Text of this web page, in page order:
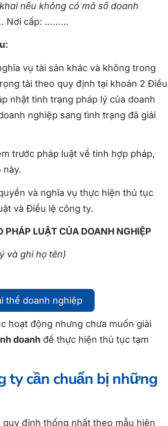
nếu không có mã số doanh
Nơi cấp: ………
vụ tài sản khác và không trong
tài theo quy định tại khoản 2 Điều
nhật tình trạng pháp lý của doanh
nghiệp sang tình trạng đã giải
trước pháp luật về tính hợp pháp,
này.
và nghĩa vụ thực hiện thủ tục
và Điều lệ công ty.
CỦA DOANH NGHIỆP
và ghi họ tên)
thể doanh nghiệp
hoạt động nhưng chưa muốn giải
doanh để thực hiện thủ tục tạm
ty cần chuẩn bị những
định thống nhất theo mẫu hiện